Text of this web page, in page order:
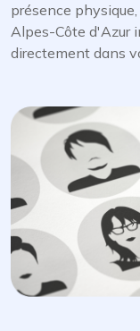
présence
Alpes-Côte d'Azur
directement dans